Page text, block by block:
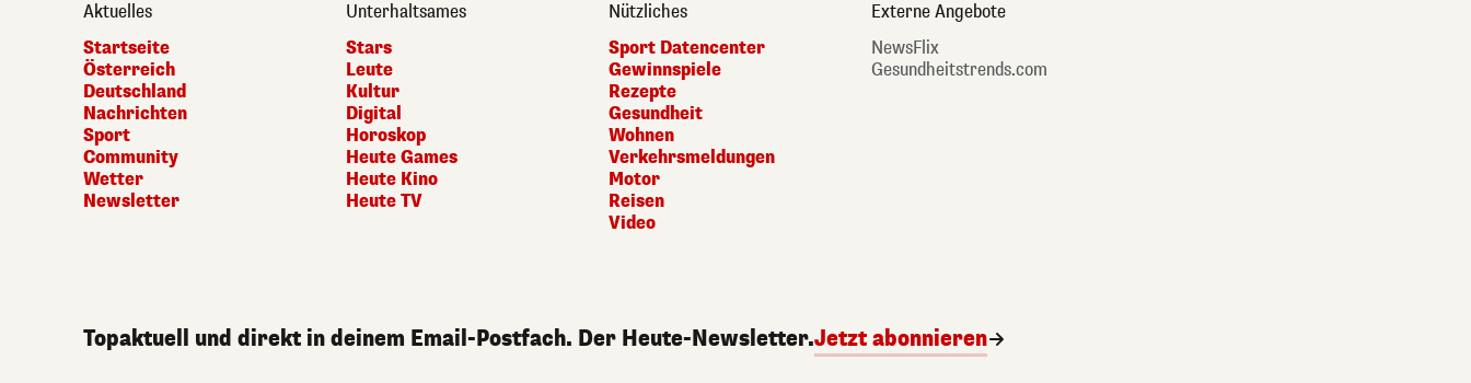
Aktuelles
Startseite
Österreich
Deutschland
Nachrichten
Sport
Community
Wetter
Newsletter
Unterhaltsames
Stars
Leute
Kultur
Digital
Horoskop
Heute Games
Heute Kino
Heute TV
Nützliches
Sport Datencenter
Gewinnspiele
Rezepte
Gesundheit
Wohnen
Verkehrsmeldungen
Motor
Reisen
Video
Externe Angebote
NewsFlix
Gesundheitstrends.com
Topaktuell und direkt in deinem Email-Postfach. Der Heute-Newsletter.Jetzt abonnieren